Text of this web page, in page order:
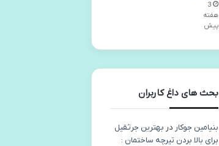
3
هفته
پیش
بحث های داغ کاربران
بنیامین جوکار در بهترین جرثقیل
برای بالا بردن تیرچه ساختمان :